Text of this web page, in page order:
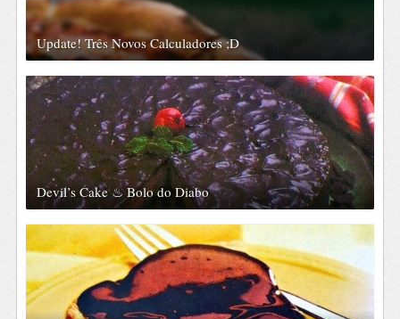
Update! Três Novos Calculadores ;D
Devil’s Cake ♨ Bolo do Diabo